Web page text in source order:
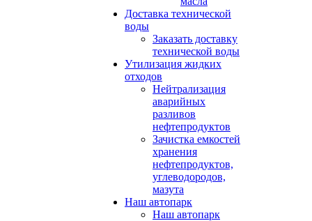
Доставка технической
воды
Заказать доставку
технической воды
Утилизация жидких
отходов
Нейтрализация
аварийных
разливов
нефтепродуктов
Зачистка емкостей
хранения
нефтепродуктов,
углеводородов,
мазута
Наш автопарк
Наш автопарк